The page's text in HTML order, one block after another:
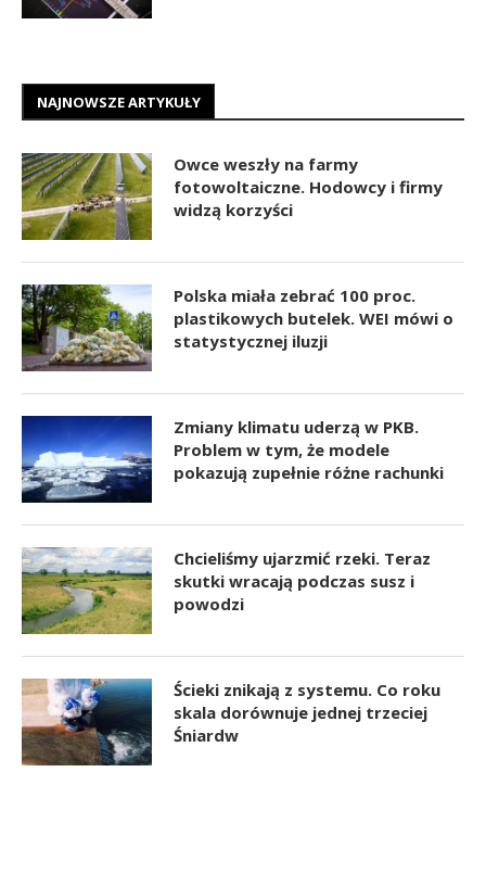
NAJNOWSZE ARTYKUŁY
Owce weszły na farmy
fotowoltaiczne. Hodowcy i firmy
widzą korzyści
Polska miała zebrać 100 proc.
plastikowych butelek. WEI mówi o
statystycznej iluzji
Zmiany klimatu uderzą w PKB.
Problem w tym, że modele
pokazują zupełnie różne rachunki
Chcieliśmy ujarzmić rzeki. Teraz
skutki wracają podczas susz i
powodzi
Ścieki znikają z systemu. Co roku
skala dorównuje jednej trzeciej
Śniardw